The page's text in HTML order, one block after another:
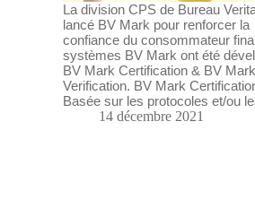
La division CPS de Bureau
lancé BV Mark pour renforcer la
confiance du consommateur
systèmes BV Mark ont été
BV Mark Certification & BV Mark
Verification. BV Mark
Basée sur les protocoles et/ou
14 décembre 2021